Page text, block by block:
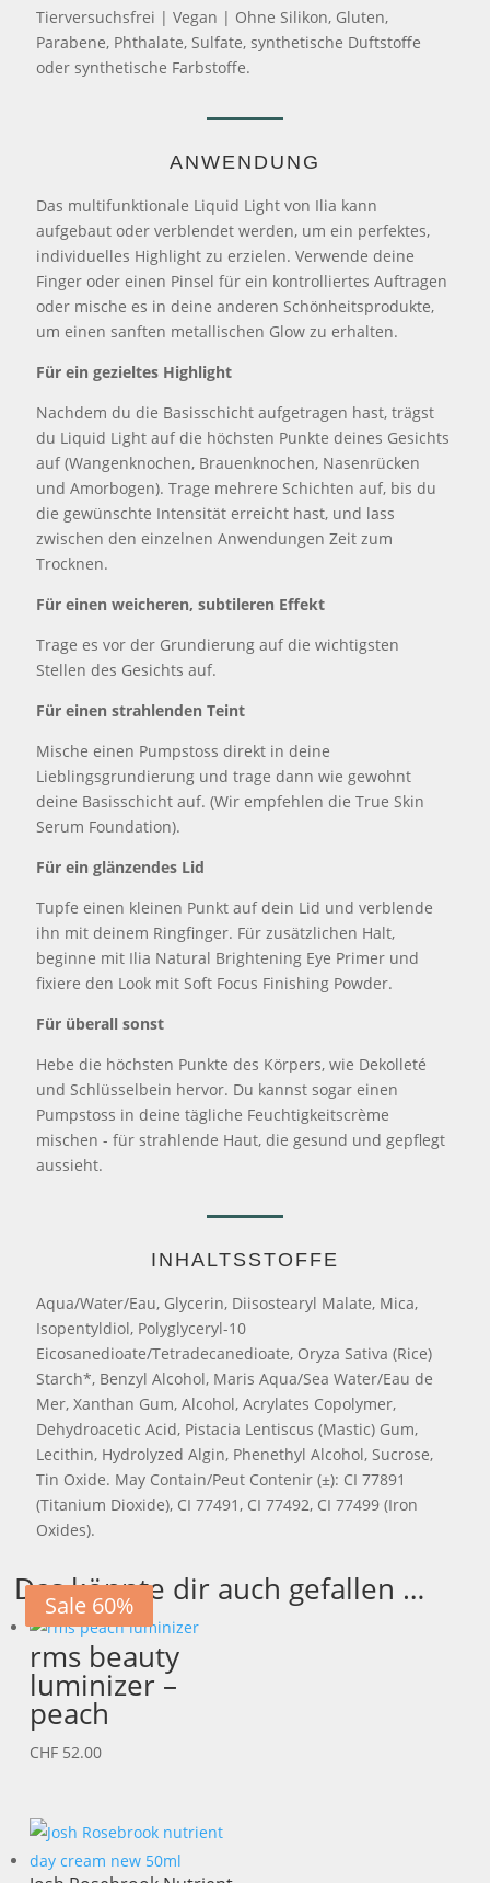
Tierversuchsfrei | Vegan | Ohne Silikon, Gluten,
Parabene, Phthalate, Sulfate, synthetische Duftstoffe
oder synthetische Farbstoffe.
ANWENDUNG
Das multifunktionale Liquid Light von Ilia kann
aufgebaut oder verblendet werden, um ein perfektes,
individuelles Highlight zu erzielen. Verwende deine
Finger oder einen Pinsel für ein kontrolliertes Auftragen
oder mische es in deine anderen Schönheitsprodukte,
um einen sanften metallischen Glow zu erhalten.
Für ein gezieltes Highlight
Nachdem du die Basisschicht aufgetragen hast, trägst
du Liquid Light auf die höchsten Punkte deines Gesichts
auf (Wangenknochen, Brauenknochen, Nasenrücken
und Amorbogen). Trage mehrere Schichten auf, bis du
die gewünschte Intensität erreicht hast, und lass
zwischen den einzelnen Anwendungen Zeit zum
Trocknen.
Für einen weicheren, subtileren Effekt
Trage es vor der Grundierung auf die wichtigsten
Stellen des Gesichts auf.
Für einen strahlenden Teint
Mische einen Pumpstoss direkt in deine
Lieblingsgrundierung und trage dann wie gewohnt
deine Basisschicht auf. (Wir empfehlen die True Skin
Serum Foundation).
Für ein glänzendes Lid
Tupfe einen kleinen Punkt auf dein Lid und verblende
ihn mit deinem Ringfinger. Für zusätzlichen Halt,
beginne mit Ilia Natural Brightening Eye Primer und
fixiere den Look mit Soft Focus Finishing Powder.
Für überall sonst
Hebe die höchsten Punkte des Körpers, wie Dekolleté
und Schlüsselbein hervor. Du kannst sogar einen
Pumpstoss in deine tägliche Feuchtigkeitscrème
mischen - für strahlende Haut, die gesund und gepflegt
aussieht.
INHALTSSTOFFE
Aqua/Water/Eau, Glycerin, Diisostearyl Malate, Mica,
Isopentyldiol, Polyglyceryl-10
Eicosanedioate/Tetradecanedioate, Oryza Sativa (Rice)
Starch*, Benzyl Alcohol, Maris Aqua/Sea Water/Eau de
Mer, Xanthan Gum, Alcohol, Acrylates Copolymer,
Dehydroacetic Acid, Pistacia Lentiscus (Mastic) Gum,
Lecithin, Hydrolyzed Algin, Phenethyl Alcohol, Sucrose,
Tin Oxide. May Contain/Peut Contenir (±): CI 77891
(Titanium Dioxide), CI 77491, CI 77492, CI 77499 (Iron
Oxides).
Das könnte dir auch gefallen …
rms beauty
luminizer –
peach
CHF 52.00
Sale 30%
Sale 60%